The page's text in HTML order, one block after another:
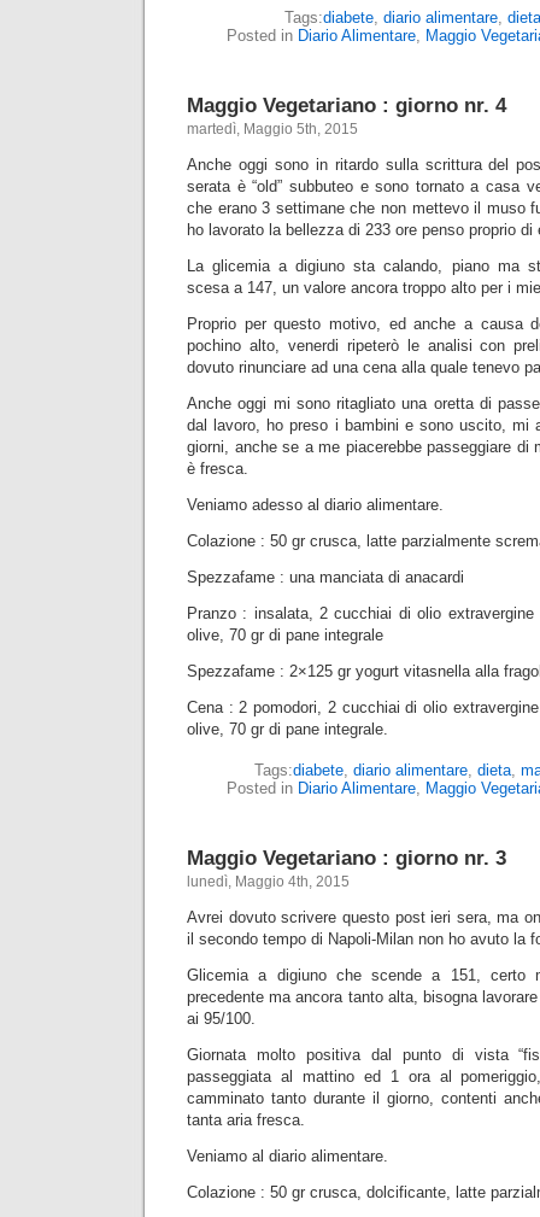
Tags:diabete, diario alimentare, dieta
Posted in Diario Alimentare, Maggio
Maggio Vegetariano : giorno nr. 4
martedì, Maggio 5th, 2015
Anche oggi sono in ritardo sulla scrittura del
serata è “old” subbuteo e sono tornato a casa
che erano 3 settimane che non mettevo il muso
ho lavorato la bellezza di 233 ore penso proprio
La glicemia a digiuno sta calando, piano ma
scesa a 147, un valore ancora troppo alto per i
Proprio per questo motivo, ed anche a causa
pochino alto, venerdi ripeterò le analisi con
dovuto rinunciare ad una cena alla quale tenevo
Anche oggi mi sono ritagliato una oretta di
dal lavoro, ho preso i bambini e sono uscito, mi
giorni, anche se a me piacerebbe passeggiare di
è fresca.
Veniamo adesso al diario alimentare.
Colazione : 50 gr crusca, latte parzialmente
Spezzafame : una manciata di anacardi
Pranzo : insalata, 2 cucchiai di olio
olive, 70 gr di pane integrale
Spezzafame : 2×125 gr yogurt vitasnella alla
Cena : 2 pomodori, 2 cucchiai di olio
olive, 70 gr di pane integrale.
Tags:diabete, diario alimentare, dieta,
Posted in Diario Alimentare, Maggio
Maggio Vegetariano : giorno nr. 3
lunedì, Maggio 4th, 2015
Avrei dovuto scrivere questo post ieri sera, ma
il secondo tempo di Napoli-Milan non ho avuto la
Glicemia a digiuno che scende a 151, certo
precedente ma ancora tanto alta, bisogna
ai 95/100.
Giornata molto positiva dal punto di vista
passeggiata al mattino ed 1 ora al
camminato tanto durante il giorno, contenti
tanta aria fresca.
Veniamo al diario alimentare.
Colazione : 50 gr crusca, dolcificante, latte